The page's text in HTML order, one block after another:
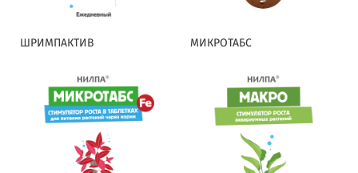
ШРИМПАКТИВ МИКРОТАБС